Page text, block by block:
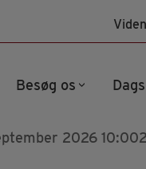
Besøg os
2026 10:00